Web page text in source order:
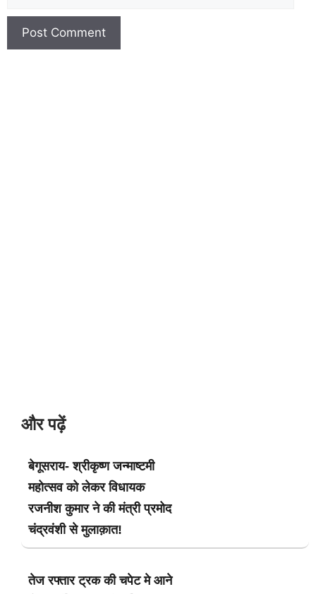
और पढ़ें
बेगूसराय- श्रीकृष्ण जन्माष्टमी
महोत्सव को लेकर विधायक
रजनीश कुमार ने की मंत्री प्रमोद
चंद्रवंशी से मुलाक़ात!
तेज रफ्तार ट्रक की चपेट मे आने